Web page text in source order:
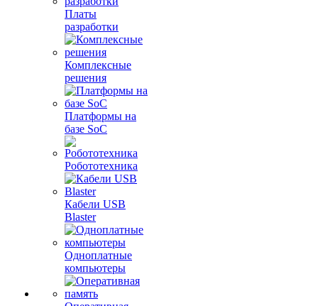
Платы
разработки
Комплексные
решения
Платформы на
базе SoC
Робототехника
Кабели USB
Blaster
Одноплатные
компьютеры